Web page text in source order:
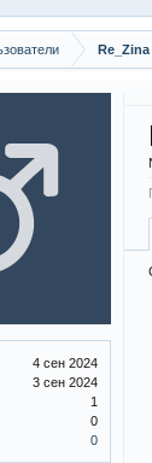
Re_Zina
4 сен 2024
3 сен 2024
1
0
0